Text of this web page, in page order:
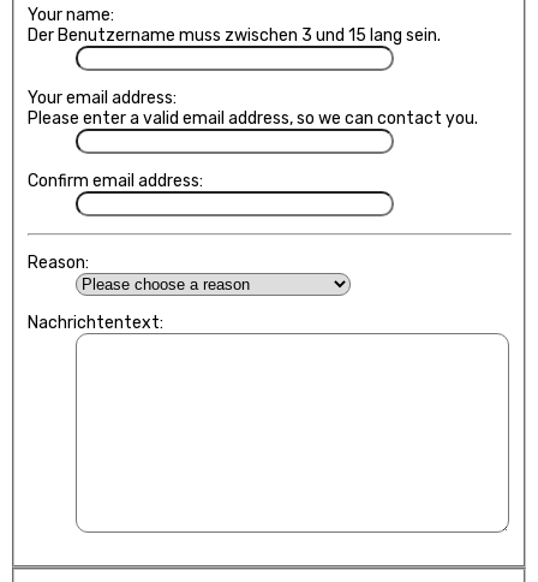
Your name:
Der Benutzername muss zwischen 3 und 15 lang sein.
Your email address:
Please enter a valid email address, so we can contact you.
Confirm email address:
Reason:
Nachrichtentext: